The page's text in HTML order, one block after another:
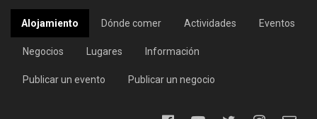
Alojamiento Dónde comer Actividades Eventos
Negocios Lugares Información
Publicar un evento Publicar un negocio